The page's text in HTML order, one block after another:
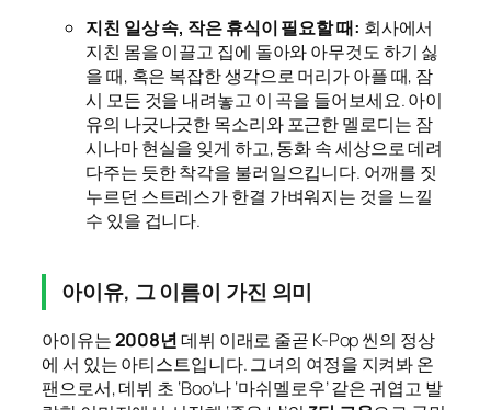
지친 일상 속, 작은 휴식이 필요할 때: 회사에서
지친 몸을 이끌고 집에 돌아와 아무것도 하기 싫
을 때, 혹은 복잡한 생각으로 머리가 아플 때, 잠
시 모든 것을 내려놓고 이 곡을 들어보세요. 아이
유의 나긋나긋한 목소리와 포근한 멜로디는 잠
시나마 현실을 잊게 하고, 동화 속 세상으로 데려
다주는 듯한 착각을 불러일으킵니다. 어깨를 짓
누르던 스트레스가 한결 가벼워지는 것을 느낄
수 있을 겁니다.
아이유, 그 이름이 가진 의미
아이유는2008년데뷔 이래로 줄곧 K-Pop 씬의 정상
에 서 있는 아티스트입니다. 그녀의 여정을 지켜봐 온
팬으로서, 데뷔 초 ‘Boo’나 ‘마쉬멜로우’ 같은 귀엽고 발